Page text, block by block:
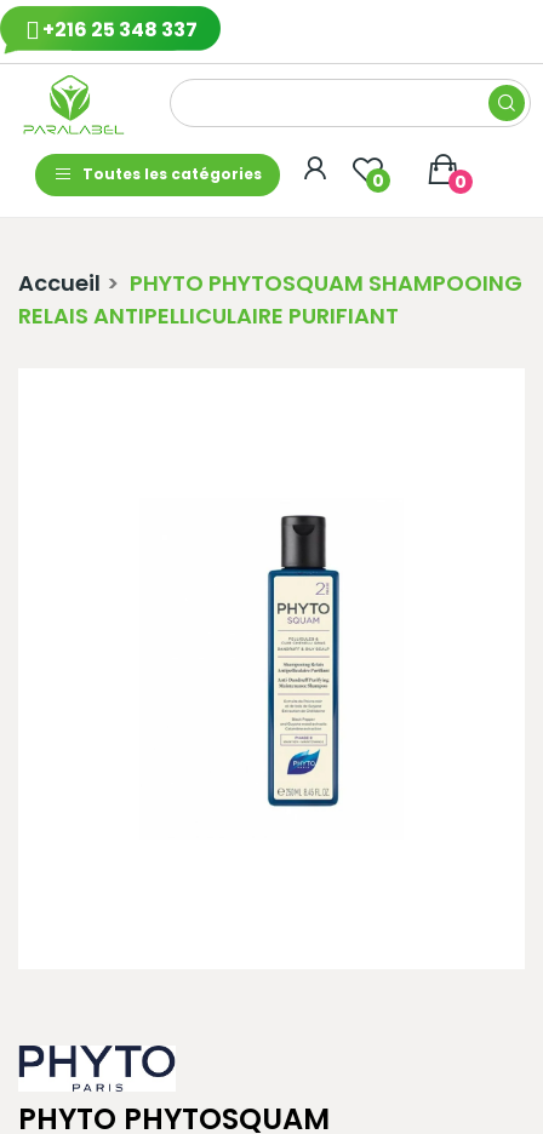
+216 25 348 337
Toutes les catégories 0 0
Accueil
PHYTO PHYTOSQUAM SHAMPOOING
RELAIS ANTIPELLICULAIRE PURIFIANT
PHYTO PHYTOSQUAM